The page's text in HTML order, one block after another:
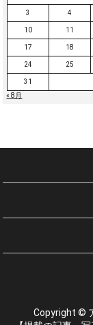
3 4
10 11
17 18
24 25
31
« 8月
Copyright ©